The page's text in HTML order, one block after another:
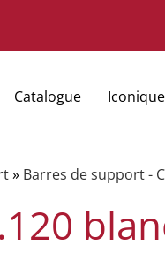
Catalogue Iconique
» Barres de support -